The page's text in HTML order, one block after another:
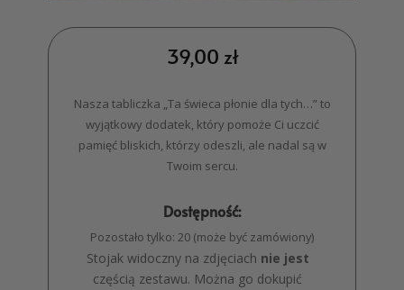
39,00 zł
Nasza tabliczka „Ta świeca płonie dla tych…” to
wyjątkowy dodatek, który pomoże Ci uczcić
pamięć bliskich, którzy odeszli, ale nadal są w
Twoim sercu.
Dostępność:
Pozostało tylko: 20 (może być zamówiony)
Stojak widoczny na zdjęciach nie jest
częścią zestawu. Można go dokupić